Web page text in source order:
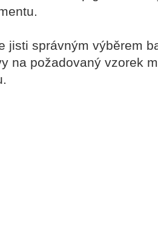
jisti správným výběrem
na požadovaný vzorek